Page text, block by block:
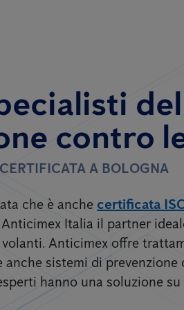
contro
A BOLOGNA
che è anche certificata
Italia il partner
Anticimex offre
anche sistemi di prevenzione
hanno una soluzione